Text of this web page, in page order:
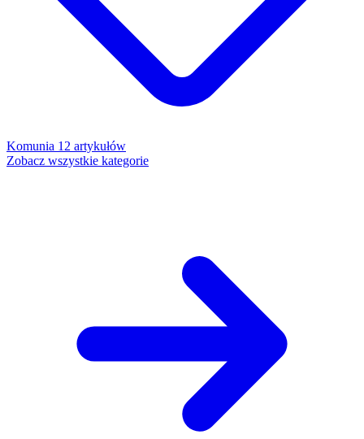
Komunia 12 artykułów
Zobacz wszystkie kategorie